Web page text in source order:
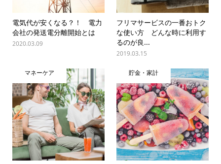
電気代が安くなる？！ 電力
会社の発送電分離開始とは
2020.03.09
フリマサービスの一番おトク
な使い方 どんな時に利用す
るのが良...
2019.03.15
マネーケア 貯金・家計